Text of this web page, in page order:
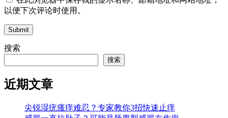
以便下次评论时使用。
Submit
搜索
搜索
近期文章
尖锐湿疣瘙痒难忍？专家教你3招快速止痒